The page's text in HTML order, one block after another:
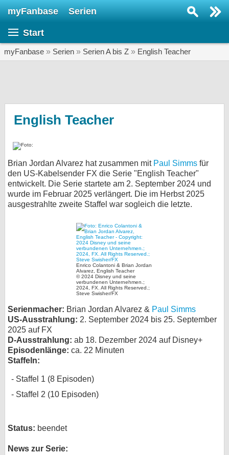
myFanbase Serien
Start
myFanbase » Serien » Serien A bis Z » English Teacher
English Teacher
Brian Jordan Alvarez hat zusammen mit Paul Simms für
den US-Kabelsender FX die Serie "English Teacher"
entwickelt. Die Serie startete am 2. September 2024 und
wurde im Februar 2025 verlängert. Die im Herbst 2025
ausgestrahlte zweite Staffel war sogleich die letzte.
Enrico Colantoni & Brian Jordan
Alvarez, English Teacher
© 2024 Disney und seine
verbundenen Unternehmen.;
2024, FX. All Rights Reserved.;
Steve Swisher/FX
Serienmacher: Brian Jordan Alvarez & Paul Simms
US-Ausstrahlung: 2. September 2024 bis 25. September
2025 auf FX
D-Ausstrahlung: ab 18. Dezember 2024 auf Disney+
Episodenlänge: ca. 22 Minuten
Staffeln:
Staffel 1 (8 Episoden)
Staffel 2 (10 Episoden)
Status: beendet
News zur Serie:
SERIEN
Specials
SERVICE
Gewinnspiele
bei X
bei Facebook
Nutzungsbedingungen
Datenschutz